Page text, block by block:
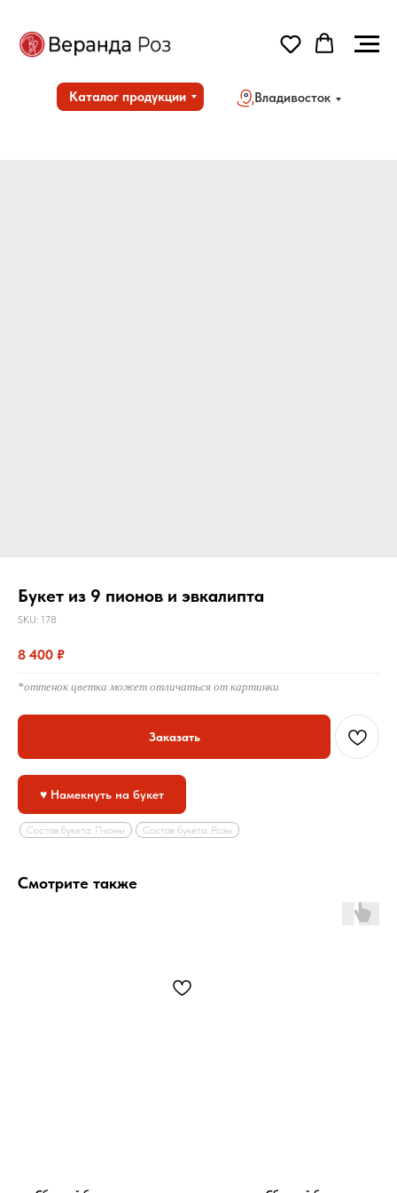
Каталог продукции Владивосток
Букет из 9 пионов и эвкалипта
SKU: 178
8 400 ₽
*оттенок цветка может отличаться от картинки
Заказать
♥ Намекнуть на букет
Состав букета: Пионы Состав букета: Розы
Смотрите также